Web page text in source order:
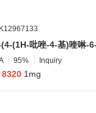
95% Inquiry
8320 1mg